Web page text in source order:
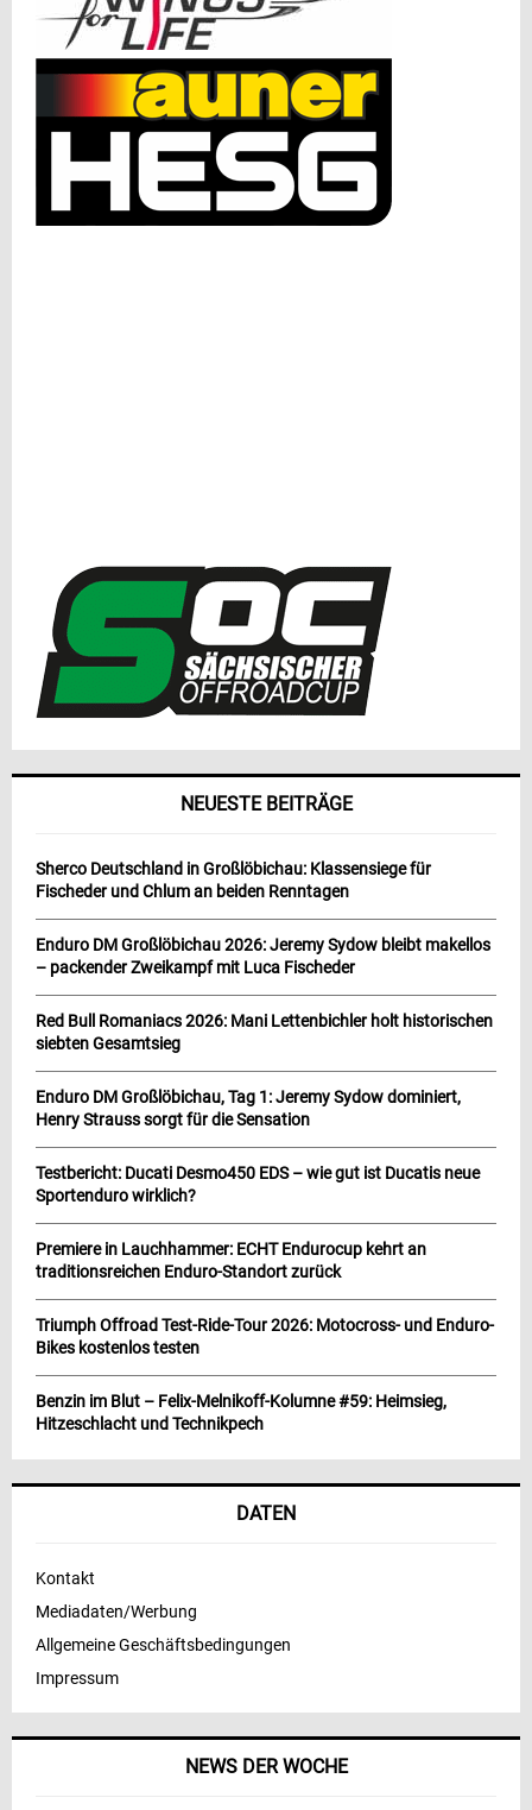
NEWS DER WOCHE
NEUESTE BEITRÄGE
Sherco Deutschland in Großlöbichau: Klassensiege für
Fischeder und Chlum an beiden Renntagen
Enduro DM Großlöbichau 2026: Jeremy Sydow bleibt makellos
– packender Zweikampf mit Luca Fischeder
Red Bull Romaniacs 2026: Mani Lettenbichler holt historischen
siebten Gesamtsieg
Enduro DM Großlöbichau, Tag 1: Jeremy Sydow dominiert,
Henry Strauss sorgt für die Sensation
Testbericht: Ducati Desmo450 EDS – wie gut ist Ducatis neue
Sportenduro wirklich?
Premiere in Lauchhammer: ECHT Endurocup kehrt an
traditionsreichen Enduro-Standort zurück
Triumph Offroad Test-Ride-Tour 2026: Motocross- und Enduro-
Bikes kostenlos testen
Benzin im Blut – Felix-Melnikoff-Kolumne #59: Heimsieg,
Hitzeschlacht und Technikpech
DATEN
Kontakt
Mediadaten/Werbung
Allgemeine Geschäftsbedingungen
Impressum